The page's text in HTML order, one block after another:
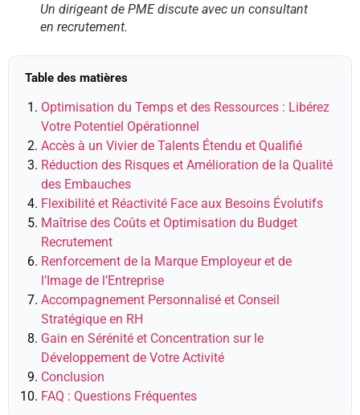
Un dirigeant de PME discute avec un consultant
en recrutement.
Table des matières
Optimisation du Temps et des Ressources : Libérez
Votre Potentiel Opérationnel
Accès à un Vivier de Talents Étendu et Qualifié
Réduction des Risques et Amélioration de la Qualité
des Embauches
Flexibilité et Réactivité Face aux Besoins Évolutifs
Maîtrise des Coûts et Optimisation du Budget
Recrutement
Renforcement de la Marque Employeur et de
l’Image de l’Entreprise
Accompagnement Personnalisé et Conseil
Stratégique en RH
Gain en Sérénité et Concentration sur le
Développement de Votre Activité
Conclusion
FAQ : Questions Fréquentes